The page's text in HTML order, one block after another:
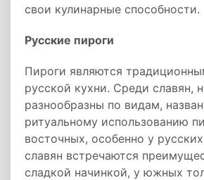
свои кулинарные способности.
Русские пироги
Пироги являются
русской кухни. Среди славян,
разнообразны по видам,
ритуальному использованию
восточных, особенно у
славян встречаются
сладкой начинкой, у южных